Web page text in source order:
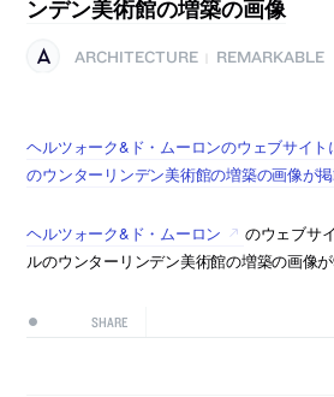
ンデン美術館の増築の画像
ARCHITECTURE REMARKABLE
ヘルツォーク&ド・ムーロンのウェブサイ
のウンターリンデン美術館の増築の画像が
ヘルツォーク&ド・ムーロン
のウェブサ
ルのウンターリンデン美術館の増築の画像
SHARE